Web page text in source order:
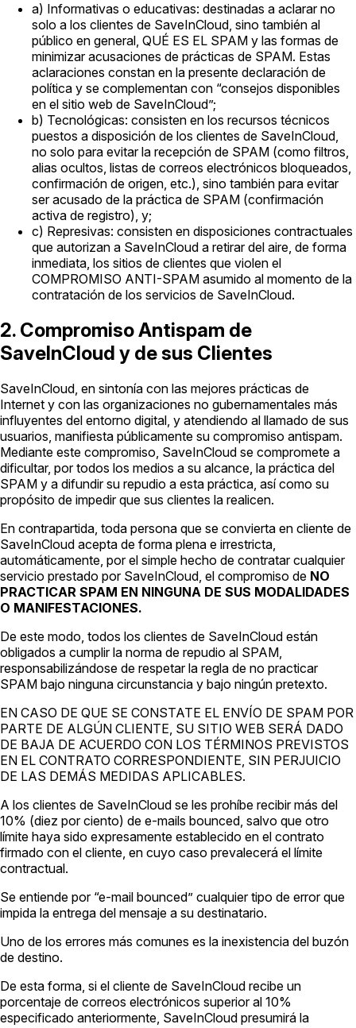
a) Informativas o educativas: destinadas a aclarar no
solo a los clientes de SaveInCloud, sino también al
público en general, QUÉ ES EL SPAM y las formas de
minimizar acusaciones de prácticas de SPAM. Estas
aclaraciones constan en la presente declaración de
política y se complementan con “consejos disponibles
en el sitio web de SaveInCloud”;
b) Tecnológicas: consisten en los recursos técnicos
puestos a disposición de los clientes de SaveInCloud,
no solo para evitar la recepción de SPAM (como filtros,
alias ocultos, listas de correos electrónicos bloqueados,
confirmación de origen, etc.), sino también para evitar
ser acusado de la práctica de SPAM (confirmación
activa de registro), y;
c) Represivas: consisten en disposiciones contractuales
que autorizan a SaveInCloud a retirar del aire, de forma
inmediata, los sitios de clientes que violen el
COMPROMISO ANTI-SPAM asumido al momento de la
contratación de los servicios de SaveInCloud.
2. Compromiso Antispam de
SaveInCloud y de sus Clientes
SaveInCloud, en sintonía con las mejores prácticas de
Internet y con las organizaciones no gubernamentales más
influyentes del entorno digital, y atendiendo al llamado de sus
usuarios, manifiesta públicamente su compromiso antispam.
Mediante este compromiso, SaveInCloud se compromete a
dificultar, por todos los medios a su alcance, la práctica del
SPAM y a difundir su repudio a esta práctica, así como su
propósito de impedir que sus clientes la realicen.
En contrapartida, toda persona que se convierta en cliente de
SaveInCloud acepta de forma plena e irrestricta,
automáticamente, por el simple hecho de contratar cualquier
servicio prestado por SaveInCloud, el compromiso de NO
PRACTICAR SPAM EN NINGUNA DE SUS MODALIDADES
O MANIFESTACIONES.
De este modo, todos los clientes de SaveInCloud están
obligados a cumplir la norma de repudio al SPAM,
responsabilizándose de respetar la regla de no practicar
SPAM bajo ninguna circunstancia y bajo ningún pretexto.
EN CASO DE QUE SE CONSTATE EL ENVÍO DE SPAM POR
PARTE DE ALGÚN CLIENTE, SU SITIO WEB SERÁ DADO
DE BAJA DE ACUERDO CON LOS TÉRMINOS PREVISTOS
EN EL CONTRATO CORRESPONDIENTE, SIN PERJUICIO
DE LAS DEMÁS MEDIDAS APLICABLES.
A los clientes de SaveInCloud se les prohíbe recibir más del
10% (diez por ciento) de e-mails bounced, salvo que otro
límite haya sido expresamente establecido en el contrato
firmado con el cliente, en cuyo caso prevalecerá el límite
contractual.
Se entiende por “e-mail bounced” cualquier tipo de error que
impida la entrega del mensaje a su destinatario.
Uno de los errores más comunes es la inexistencia del buzón
de destino.
De esta forma, si el cliente de SaveInCloud recibe un
porcentaje de correos electrónicos superior al 10%
especificado anteriormente, SaveInCloud presumirá la